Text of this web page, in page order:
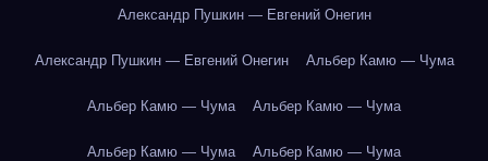
Александр Пушкин — Евгений Онегин
Александр Пушкин — Евгений Онегин Альбер Камю — Чума
Альбер Камю — Чума Альбер Камю — Чума
Альбер Камю — Чума Альбер Камю — Чума